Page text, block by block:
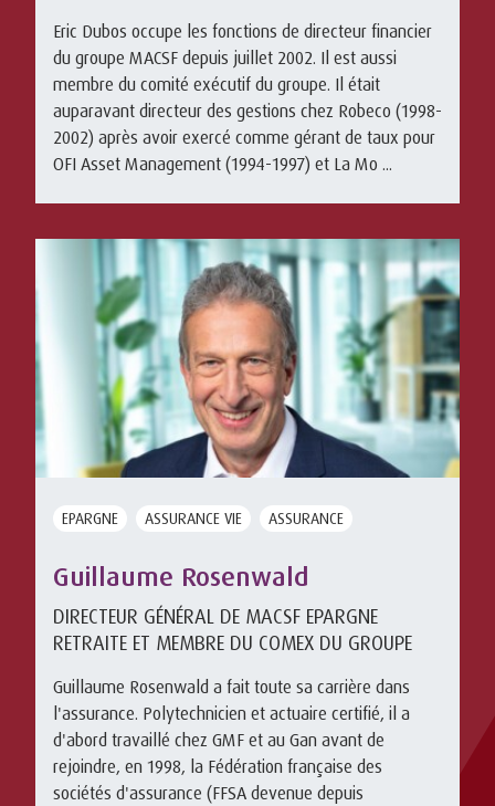
Eric Dubos occupe les fonctions de directeur financier
du groupe MACSF depuis juillet 2002. Il est aussi
membre du comité exécutif du groupe. Il était
auparavant directeur des gestions chez Robeco (1998-
2002) après avoir exercé comme gérant de taux pour
OFI Asset Management (1994-1997) et La Mo ...
EPARGNE ASSURANCE VIE ASSURANCE
Guillaume Rosenwald
DIRECTEUR GÉNÉRAL DE MACSF EPARGNE
RETRAITE ET MEMBRE DU COMEX DU GROUPE
Guillaume Rosenwald a fait toute sa carrière dans
l'assurance. Polytechnicien et actuaire certifié, il a
d'abord travaillé chez GMF et au Gan avant de
rejoindre, en 1998, la Fédération française des
sociétés d'assurance (FFSA devenue depuis